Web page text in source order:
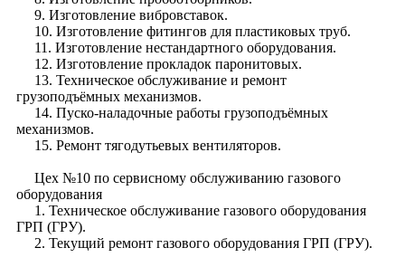
9. Изготовление вибровставок.
10. Изготовление фитингов для пластиковых труб.
11. Изготовление нестандартного оборудования.
12. Изготовление прокладок паронитовых.
13. Техническое обслуживание и ремонт
грузоподъёмных механизмов.
14. Пуско-наладочные работы грузоподъёмных
механизмов.
15. Ремонт тягодутьевых вентиляторов.
Цех №10 по сервисному обслуживанию газового
оборудования
1. Техническое обслуживание газового оборудования
ГРП (ГРУ).
2. Текущий ремонт газового оборудования ГРП (ГРУ).